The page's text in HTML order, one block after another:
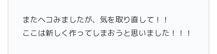
またヘコみましたが、気を取り直して！！
ここは新しく作ってしまおうと思いました！！！